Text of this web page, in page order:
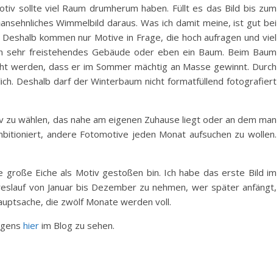
sollte viel Raum drumherum haben. Füllt es das Bild bis zum
Wimmelbild daraus. Was ich damit meine, ist gut bei
Deshalb kommen nur Motive in Frage, die hoch aufragen und viel
sehr freistehendes Gebäude oder eben ein Baum. Beim Baum
werden, dass er im Sommer mächtig an Masse gewinnt. Durch
Deshalb darf der Winterbaum nicht formatfüllend fotografiert
wählen, das nahe am eigenen Zuhause liegt oder an dem man
andere Fotomotive jeden Monat aufsuchen zu wollen.
Eiche als Motiv gestoßen bin. Ich habe das erste Bild im
von Januar bis Dezember zu nehmen, wer später anfängt,
die zwölf Monate werden voll.
hier im Blog zu sehen.